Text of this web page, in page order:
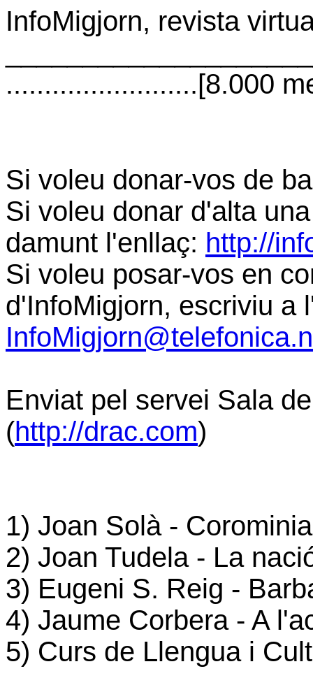
InfoMigjorn, revista
.........................[8.000
Si voleu donar-vos de
Si voleu donar d'alta
damunt l'enllaç: http://
Si voleu posar-vos en
d'InfoMigjorn, escriviu a
Enviat pel servei Sala
(http://drac.com)
1) Joan Solà -
2) Joan Tudela - La
3) Eugeni S. Reig -
4) Jaume Corbera - A
5) Curs de Llengua i